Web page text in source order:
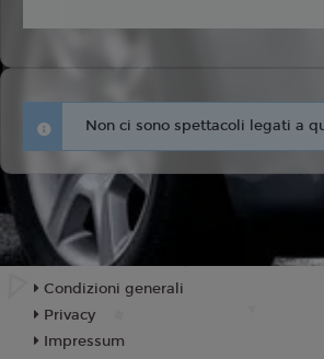
Non ci sono spettacoli legati a
Condizioni generali
Privacy
Impressum